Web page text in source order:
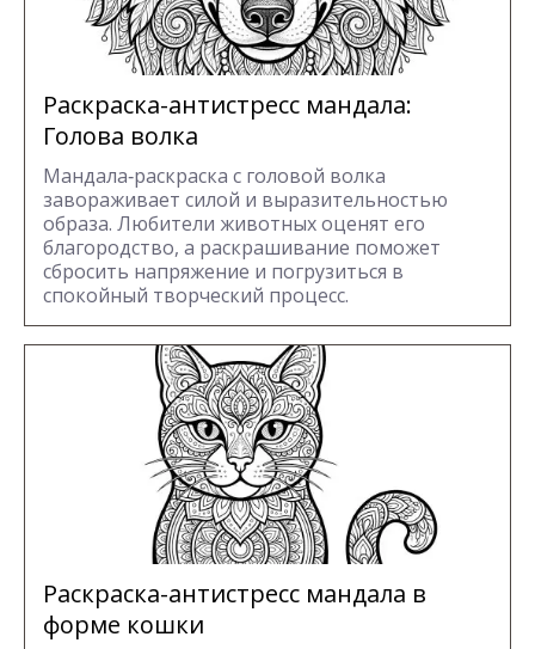
Раскраска-антистресс мандала:
Голова волка
Мандала‑раскраска с головой волка
завораживает силой и выразительностью
образа. Любители животных оценят его
благородство, а раскрашивание поможет
сбросить напряжение и погрузиться в
спокойный творческий процесс.
Раскраска-антистресс мандала в
форме кошки